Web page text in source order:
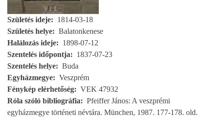
Születés ideje
1814-03-18
Születés helye
Balatonkenese
Halálozás ideje
1898-07-12
Szentelés időpontja
1837-07-23
Szentelés helye
Buda
Egyházmegye
Veszprém
Fénykép elérhetőség
VEK 47932
Róla szóló bibliográfia
Pfeiffer János: A veszprémi
egyházmegye történeti névtára. München, 1987. 177-178. old.